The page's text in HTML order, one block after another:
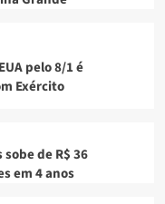
pelo 8/1 é
Exército
de R$ 36
em 4 anos